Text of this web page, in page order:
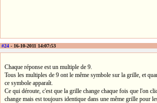
#24 - 16-10-2011 14:07:53
Chaque réponse est un multiple de 9.
Tous les multiples de 9 ont le même symbole sur la grille, et
ce symbole apparaît.
Ce qui déroute, c'est que la grille change chaque fois que l'on
change mais est toujours identique dans une même grille pour